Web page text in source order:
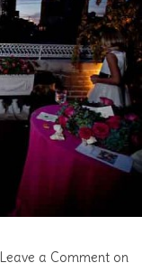
Leave a Comment on